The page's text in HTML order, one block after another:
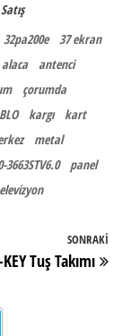
32pa200e
37 ekran
alaca
antenci
çorumda
kargı
kart
metal
3663STV6.0
panel
SONRAKI
Tuş Takımı